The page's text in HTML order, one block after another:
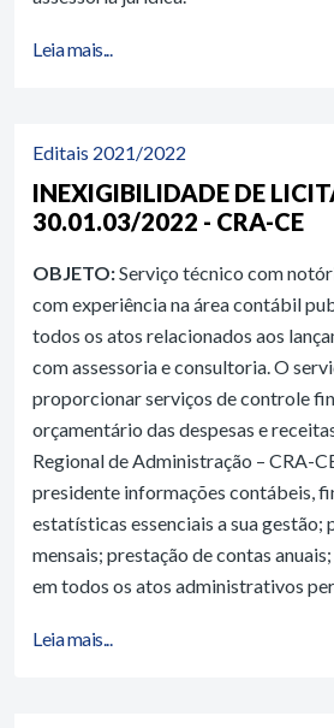
Leia mais...
Editais 2021/2022
INEXIGIBILIDADE DE
30.01.03/2022 - CRA-CE
OBJETO:Serviço técnico com
com experiência na área contábil
todos os atos relacionados aos
com assessoria e consultoria. O
proporcionar serviços de controle
orçamentário das despesas e
Regional de Administração – CRA-
presidente informações contábeis,
estatísticas essenciais a sua gestão;
mensais; prestação de contas
em todos os atos administrativos
Leia mais...